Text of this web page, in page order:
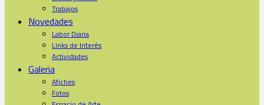
Trabajos
Novedades
Labor Diaria
Links de Interés
Actividades
Galeria
Afiches
Fotos